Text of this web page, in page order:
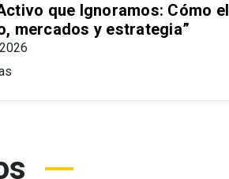
que Ignoramos: Cómo
mercados y estrategia”